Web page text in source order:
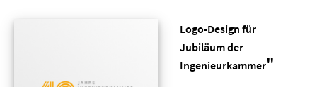
Logo-Design für
Jubiläum der
Ingenieurkammer"